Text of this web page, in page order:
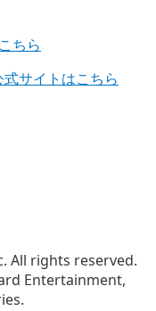
ちら
式サイトはこちら
All rights reserved.
Entertainment,